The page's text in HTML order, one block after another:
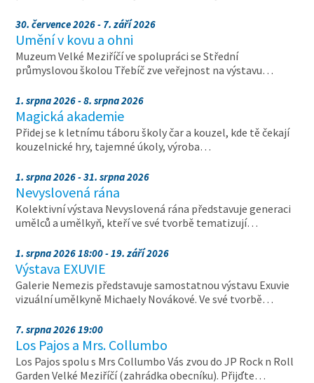
30. července 2026 - 7. září 2026
Umění v kovu a ohni
Muzeum Velké Meziříčí ve spolupráci se Střední
průmyslovou školou Třebíč zve veřejnost na výstavu…
1. srpna 2026 - 8. srpna 2026
Magická akademie
Přidej se k letnímu táboru školy čar a kouzel, kde tě čekají
kouzelnické hry, tajemné úkoly, výroba…
1. srpna 2026 - 31. srpna 2026
Nevyslovená rána
Kolektivní výstava Nevyslovená rána představuje generaci
umělců a umělkyň, kteří ve své tvorbě tematizují…
1. srpna 2026 18:00 - 19. září 2026
Výstava EXUVIE
Galerie Nemezis představuje samostatnou výstavu Exuvie
vizuální umělkyně Michaely Novákové. Ve své tvorbě…
7. srpna 2026 19:00
Los Pajos a Mrs. Collumbo
Los Pajos spolu s Mrs Collumbo Vás zvou do JP Rock n Roll
Garden Velké Meziříčí (zahrádka obecníku). Přijďte…